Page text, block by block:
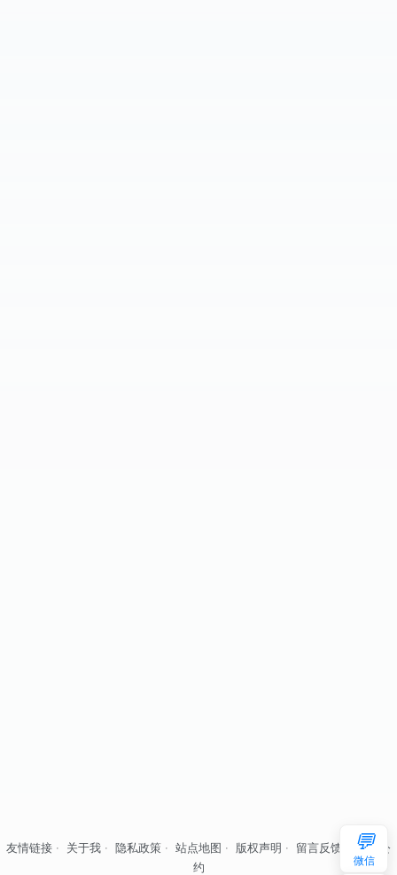
友情链接 · 关于我 · 隐私政策 · 站点地图 · 版权声明 · 留言反馈
自律公
约
💬
微信